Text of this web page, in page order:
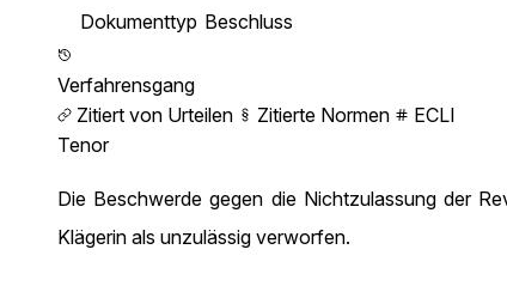
Dokumenttyp Beschluss
Verfahrensgang
Zitiert von Urteilen
Zitierte Normen
ECLI
Tenor
Die Beschwerde gegen die Nichtzulassung der
Klägerin als unzulässig verworfen.